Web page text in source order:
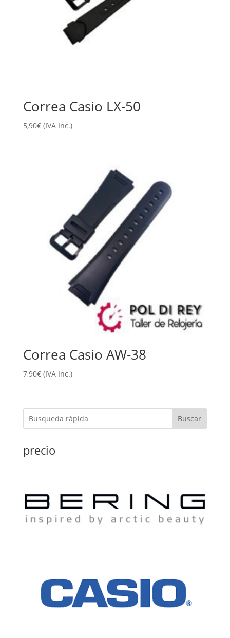
Correa Casio LX-50
5,90€ (IVA Inc.)
Correa Casio AW-38
7,90€ (IVA Inc.)
Buscar
precio